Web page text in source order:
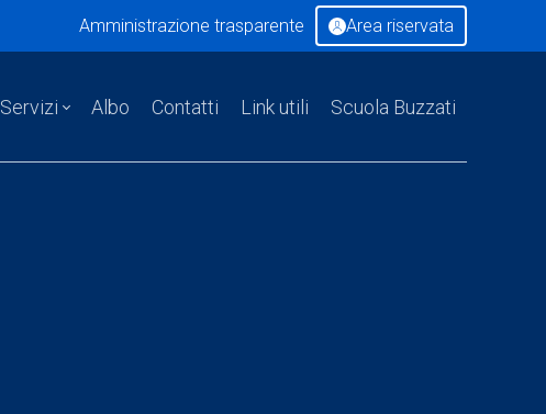
Amministrazione trasparente Area riservata
Servizi Albo Contatti Link utili Scuola Buzzati